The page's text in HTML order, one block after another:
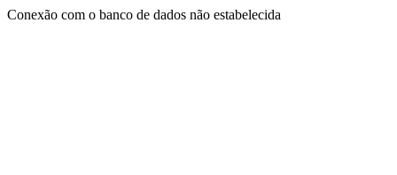
Conexão com o banco de dados não estabelecida